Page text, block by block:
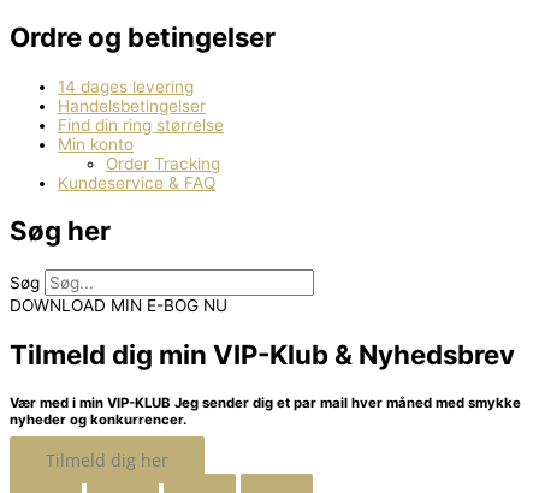
Ordre og betingelser
14 dages levering
Handelsbetingelser
Find din ring størrelse
Min konto
Order Tracking
Kundeservice & FAQ
Søg her
Søg
DOWNLOAD MIN E-BOG NU
Tilmeld dig min VIP-Klub & Nyhedsbrev
Vær med i min VIP-KLUB Jeg sender dig et par mail hver måned med smykke
nyheder og konkurrencer.
Tilmeld dig her